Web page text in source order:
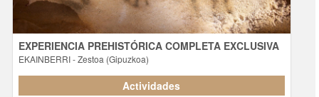
EXPERIENCIA PREHISTÓRICA COMPLETA EXCLUSIVA
EKAINBERRI- Zestoa (Gipuzkoa)
Actividades
Actividades